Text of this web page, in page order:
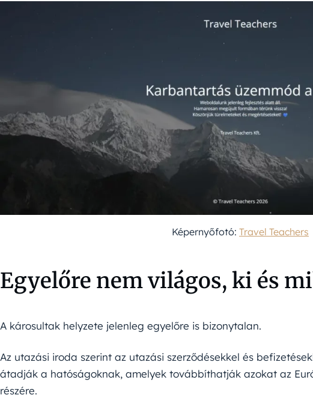
Képernyőfotó: Travel Teachers
Egyelőre nem világos, ki és
A károsultak helyzete jelenleg egyelőre is bizonytalan.
Az utazási iroda szerint az utazási szerződésekkel és
átadják a hatóságoknak, amelyek továbbíthatják azokat az
részére.